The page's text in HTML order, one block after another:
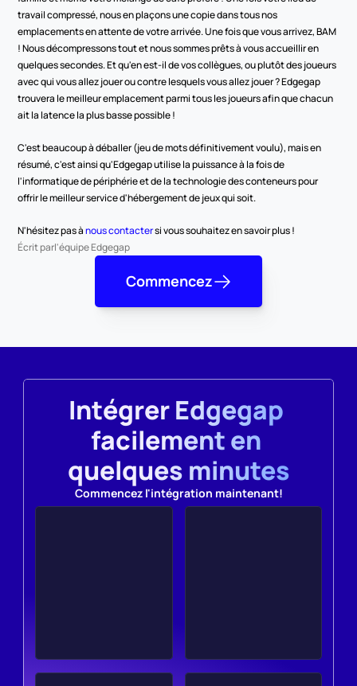
travail compressé, nous en plaçons une copie dans tous nos
emplacements en attente de votre arrivée. Une fois que vous arrivez, BAM
! Nous décompressons tout et nous sommes prêts à vous accueillir en
quelques secondes. Et qu'en est-il de vos collègues, ou plutôt des joueurs
avec qui vous allez jouer ou contre lesquels vous allez jouer ? Edgegap
trouvera le meilleur emplacement parmi tous les joueurs afin que chacun
ait la latence la plus basse possible !
C'est beaucoup à déballer (jeu de mots définitivement voulu), mais en
résumé, c'est ainsi qu'Edgegap utilise la puissance à la fois de
l'informatique de périphérie et de la technologie des conteneurs pour
offrir le meilleur service d'hébergement de jeux qui soit.
N'hésitez pas à nous contacter si vous souhaitez en savoir plus !
Écrit parl'équipe Edgegap
Commencez
Intégrer Edgegap
facilement en
quelques minutes
Commencez l'intégration maintenant!